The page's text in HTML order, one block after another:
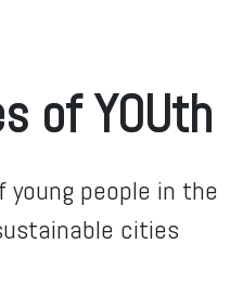
of YOUth
young people in the
cities